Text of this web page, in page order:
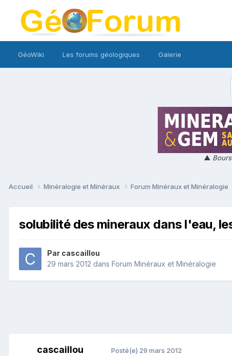
GéoWiki Les forums géologiques Galerie
▲
Accueil Minéralogie et Minéraux Forum Minéraux et Minéralogie
solubilité des mineraux dans l'eau,
Par cascaillou
29 mars 2012 dans Forum Minéraux et Minéralogie
cascaillou Posté(e) 29 mars 2012